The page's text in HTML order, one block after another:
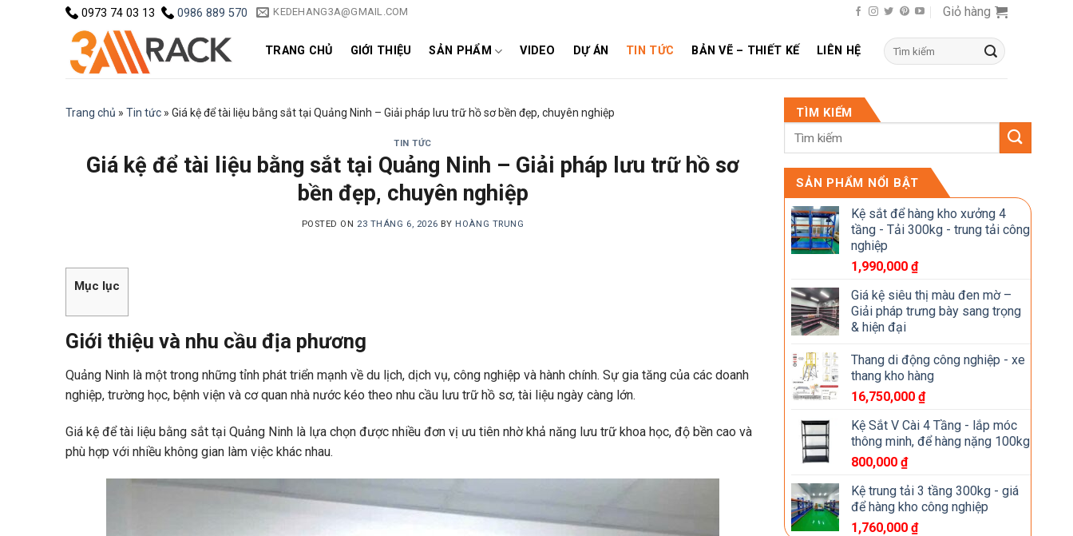
0973 74 03 13 0986 889 570 KEDEHANG3A@GMAIL.COM Giỏ hàng
TRANG CHỦ GIỚI THIỆU SẢN PHẨM VIDEO DỰ ÁN TIN TỨC BẢN VẼ – THIẾT KẾ LIÊN HỆ
Tìm
kiếm:
Trang chủ » Tin tức » Giá kệ để tài liệu bằng sắt tại Quảng Ninh – Giải pháp lưu trữ hồ sơ bền đẹp, chuyên nghiệp
TIN TỨC
Giá kệ để tài liệu bằng sắt tại Quảng Ninh – Giải pháp lưu trữ hồ sơ
bền đẹp, chuyên nghiệp
POSTED ON 23 THÁNG 6, 2026 BY HOÀNG TRUNG
Mục lục
Giới thiệu và nhu cầu địa phương
Quảng Ninh là một trong những tỉnh phát triển mạnh về du lịch, dịch vụ, công nghiệp và hành chính. Sự gia tăng của các doanh
nghiệp, trường học, bệnh viện và cơ quan nhà nước kéo theo nhu cầu lưu trữ hồ sơ, tài liệu ngày càng lớn.
Giá kệ để tài liệu bằng sắt tại Quảng Ninh là lựa chọn được nhiều đơn vị ưu tiên nhờ khả năng lưu trữ khoa học, độ bền cao và
phù hợp với nhiều không gian làm việc khác nhau.
TÌM KIẾM
SẢN PHẨM NỔI BẬT
Kệ sắt để hàng kho xưởng 4
tầng - Tải 300kg - trung tải công
nghiệp
1,990,000 ₫
Giá kệ siêu thị màu đen mờ –
Giải pháp trưng bày sang trọng
& hiện đại
Thang di động công nghiệp - xe
thang kho hàng
16,750,000 ₫
Kệ Sắt V Cài 4 Tầng - lắp móc
thông minh, để hàng nặng 100kg
800,000 ₫
Kệ trung tải 3 tầng 300kg - giá
để hàng kho công nghiệp
1,760,000 ₫